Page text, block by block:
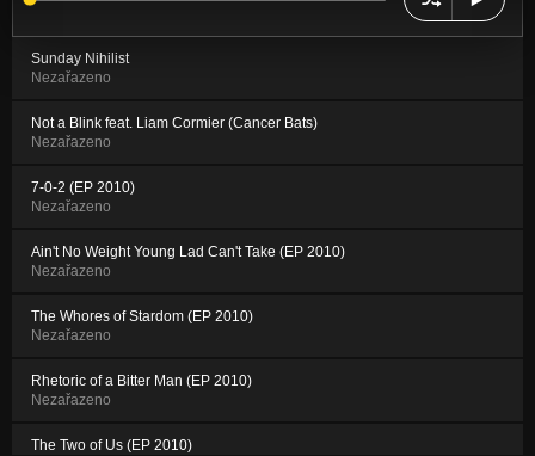
Sunday Nihilist
Nezařazeno
Not a Blink feat. Liam Cormier (Cancer Bats)
Nezařazeno
7-0-2 (EP 2010)
Nezařazeno
Ain't No Weight Young Lad Can't Take (EP 2010)
Nezařazeno
The Whores of Stardom (EP 2010)
Nezařazeno
Rhetoric of a Bitter Man (EP 2010)
Nezařazeno
The Two of Us (EP 2010)